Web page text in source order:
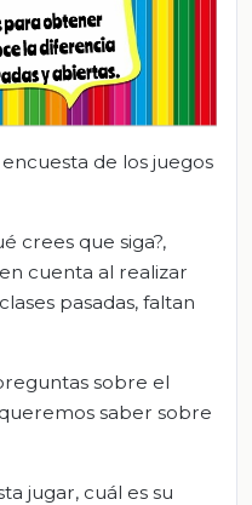
de los juegos
crees que siga?,
cuenta al realizar
pasadas, faltan
sobre el
saber sobre
jugar, cuál es su